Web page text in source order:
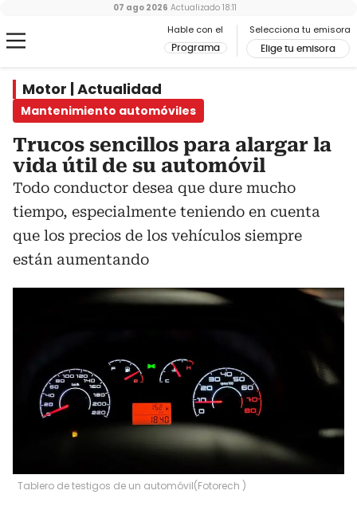
Hable con el
Programa
Selecciona tu emisora
Elige tu emisora
07 ago 2026 Actualizado 18:11
Motor | Actualidad
Mantenimiento automóviles
Trucos sencillos para alargar la
vida útil de su automóvil
Todo conductor desea que dure mucho
tiempo, especialmente teniendo en cuenta
que los precios de los vehículos siempre
están aumentando
Tablero de testigos de un automóvil(Fotorech )